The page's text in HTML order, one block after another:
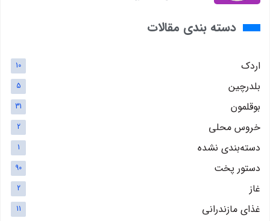
دسته بندی مقالات
اردک 10
بلدرچین 5
بوقلمون 31
خروس محلی 2
دسته‌بندی نشده 1
دستور پخت 90
غاز 2
غذای مازندرانی 11